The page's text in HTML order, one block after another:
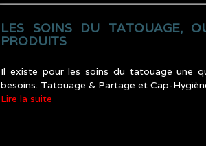
LES SOINS DU TATOUAGE,
PRODUITS
Il existe pour les soins du tatouage une
besoins. Tatouage & Partage et Cap-
Lire la suite